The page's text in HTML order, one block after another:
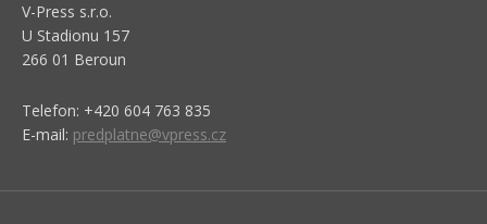
V-Press s.r.o.
U Stadionu 157
266 01 Beroun
Telefon: +420 604 763 835
E-mail: predplatne@vpress.cz